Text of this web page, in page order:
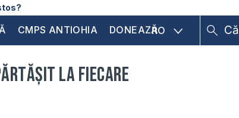
CMPS ANTIOHIA DONEAZĂRO
la fiecare